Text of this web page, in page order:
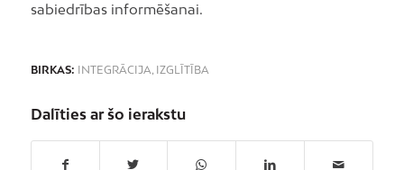
sabiedrības informēšanai.
BIRKAS: INTEGRĀCIJA, IZGLĪTĪBA
Dalīties ar šo ierakstu